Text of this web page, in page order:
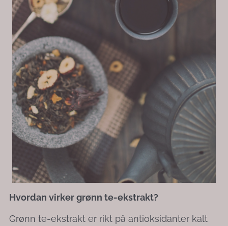
Hvordan virker grønn te-ekstrakt?
Grønn te-ekstrakt er rikt på antioksidanter kalt